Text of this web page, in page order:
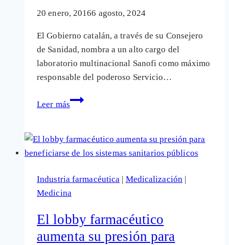
20 enero, 20166 agosto, 2024
El Gobierno catalán, a través de su Consejero
de Sanidad, nombra a un alto cargo del
laboratorio multinacional Sanofi como máximo
responsable del poderoso Servicio…
Leer más
Las
colocan
a
«lobbista»
de
farmacéutica
Sanofi
Industria farmacéutica | Medicalización |
Medicina
El lobby farmacéutico
aumenta su presión para